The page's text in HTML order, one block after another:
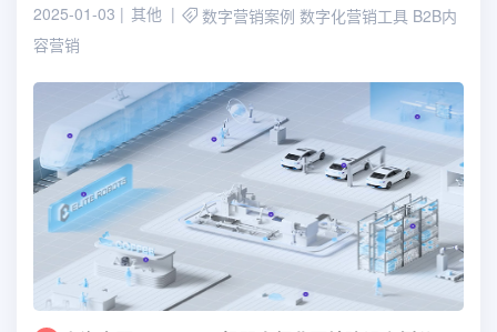
2025-01-03 其他 数字营销案例 数字化营销工具 B2B内
容营销